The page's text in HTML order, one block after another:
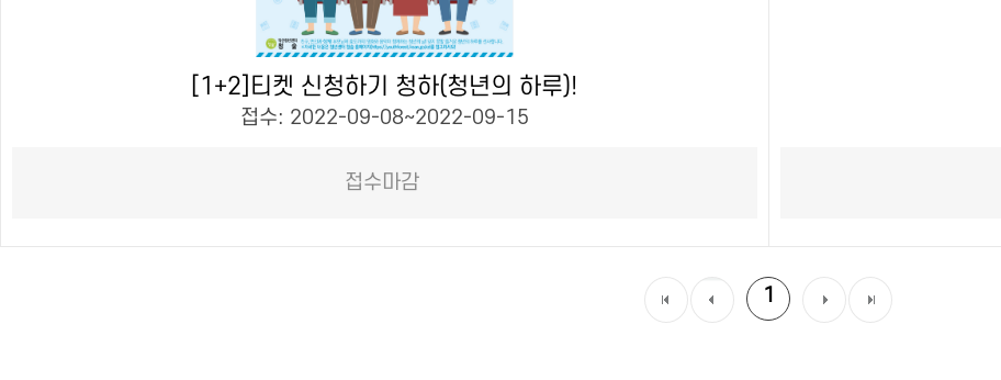
[1+2]티켓 신청하기 청하(청년의 하루)!
접수: 2022-09-08~2022-09-15
접수마감
1